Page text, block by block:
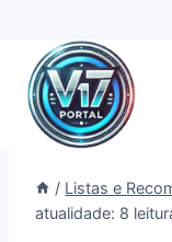
Pular
para
Conteúdo
/ Listas e
atualidade: 8